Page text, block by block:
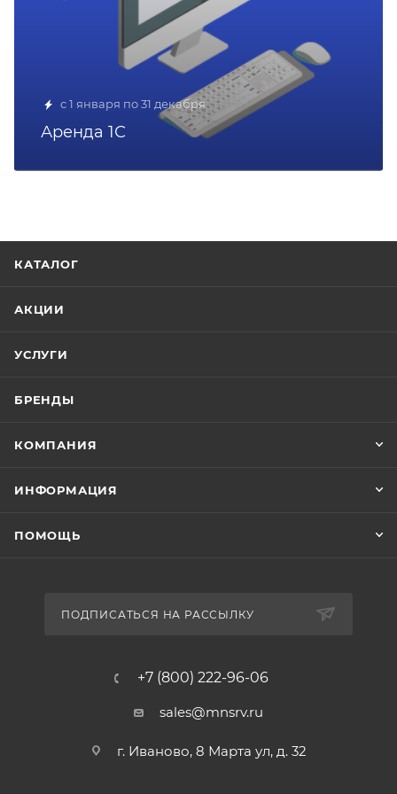
с 1 января по 31 декабря
Аренда 1С
КАТАЛОГ
АКЦИИ
УСЛУГИ
БРЕНДЫ
КОМПАНИЯ
ИНФОРМАЦИЯ
ПОМОЩЬ
ПОДПИСАТЬСЯ НА РАССЫЛКУ
+7 (800) 222-96-06
sales@mnsrv.ru
г. Иваново, 8 Марта ул, д. 32